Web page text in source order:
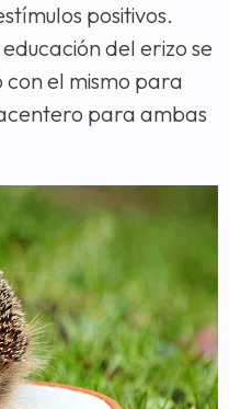
positivos.
del erizo se
el mismo para
para ambas